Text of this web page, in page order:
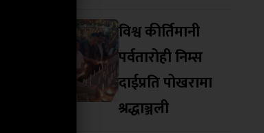
विश्व कीर्तिमानी
पर्वतारोही निम्स
दाईप्रति पोखरामा
श्रद्धाञ्जली